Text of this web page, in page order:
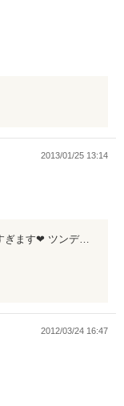
こんなに自分のこ
したっ☆
、そんなのが可愛
ω・｀)
2013/01/25 13:14
とにかく倉本先生の溺愛っぷりが 胸キュンすぎます❤ ツンデレ美加ちゃんも可愛すぎでした(^^)/
2012/03/24 16:47